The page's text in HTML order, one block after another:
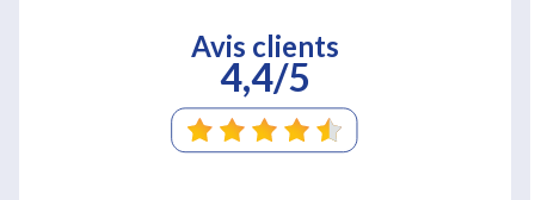
Avis clients
4,4/5